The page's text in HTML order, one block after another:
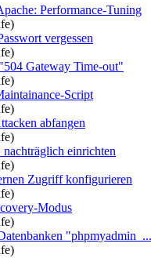
Performance-Tuning
vergessen
Gateway Time-out"
Script
abfangen
einrichten
Zugriff konfigurieren
Modus